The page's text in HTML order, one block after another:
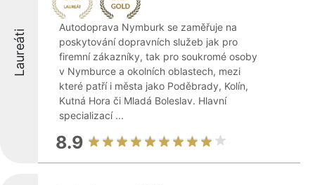
Laureáti
Autodoprava Nymburk se zaměřuje na
poskytování dopravních služeb jak pro
firemní zákazníky, tak pro soukromé osoby
v Nymburce a okolních oblastech, mezi
které patří i města jako Poděbrady, Kolín,
Kutná Hora či Mladá Boleslav. Hlavní
specializací ...
8.9